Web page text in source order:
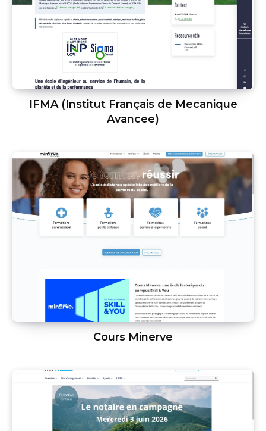
IFMA (Institut Français de Mecanique
Avancee)
Cours Minerve